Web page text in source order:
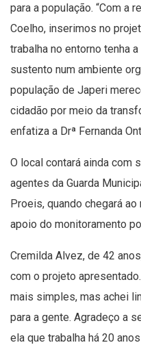
para a população. “Com a
Coelho, inserimos no
trabalha no entorno tenha
sustento num ambiente
população de Japeri
cidadão por meio da
enfatiza a Drª Fernanda
O local contará ainda com
agentes da Guarda
Proeis, quando chegará
apoio do monitoramento
Cremilda Alvez, de 42
com o projeto
mais simples, mas achei
para a gente. Agradeço a
ela que trabalha há 20